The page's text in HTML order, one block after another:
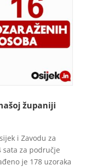
županiji
i Zavodu za
sata za područje
je 178 uzoraka